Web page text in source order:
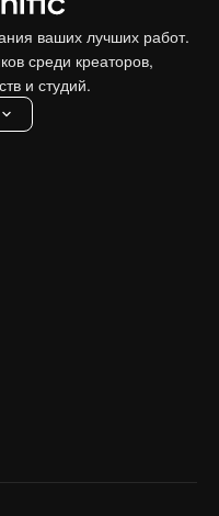
ваших лучших работ.
среди креаторов,
и студий.